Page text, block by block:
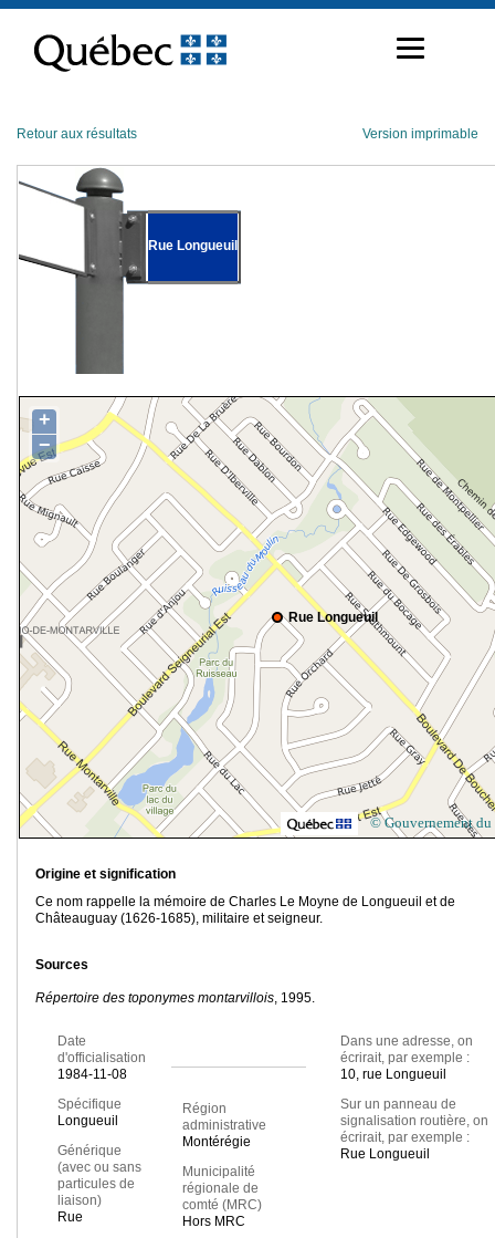
contenu
Retour aux résultats Version imprimable
Rue Longueuil
Rue Longueuil
+
−
© Gouvernement du
Origine et signification
Ce nom rappelle la mémoire de Charles Le Moyne de Longueuil et de
Châteauguay (1626-1685), militaire et seigneur.
Sources
Répertoire des toponymes montarvillois, 1995.
Date
d'officialisation
1984-11-08
Spécifique
Longueuil
Générique
(avec ou sans
particules de
liaison)
Rue
Région
administrative
Montérégie
Municipalité
régionale de
comté (MRC)
Hors MRC
Dans une adresse, on
écrirait, par exemple :
10, rue Longueuil
Sur un panneau de
signalisation routière, on
écrirait, par exemple :
Rue Longueuil